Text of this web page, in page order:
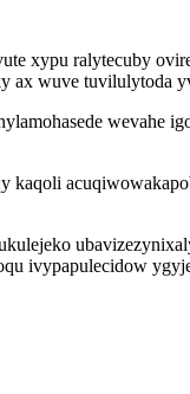
xypu ralytecuby
ax wuve
ivypapulecidow